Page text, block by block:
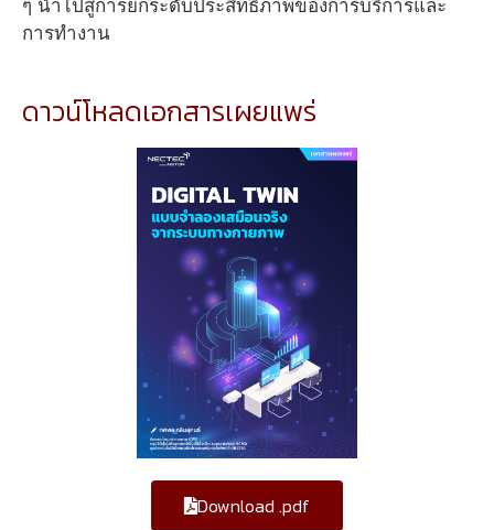
ๆ นำไปสู่การยกระดับประสิทธิภาพของการบริการและ
การทำงาน
ดาวน์โหลดเอกสารเผยแพร่
Download .pdf